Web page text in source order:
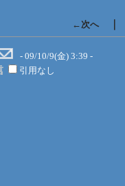
←次へ｜
- 09/10/9(金) 3:39 -
引用なし